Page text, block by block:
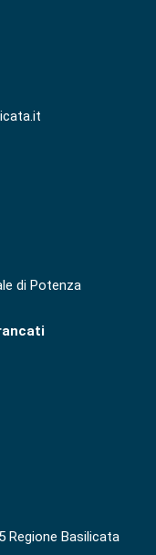
di Potenza
Regione Basilicata